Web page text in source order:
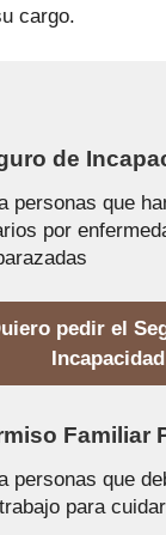
cargo.
de
personas que
por
pedir el
Incapacidad
Familiar
personas que
para